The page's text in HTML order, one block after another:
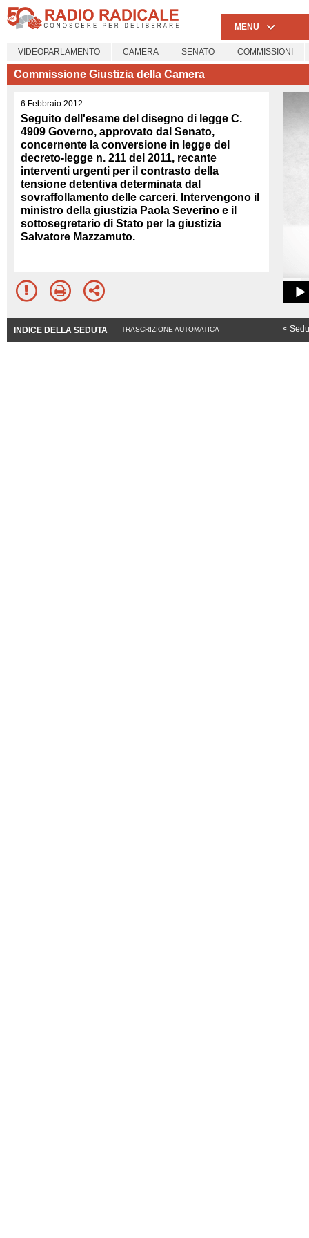
MENU
VIDEOPARLAMENTO CAMERA SENATO COMMISSIONI
Commissione Giustizia della Camera
6 Febbraio 2012
Seguito dell'esame del disegno di legge C.
4909 Governo, approvato dal Senato,
concernente la conversione in legge del
decreto-legge n. 211 del 2011, recante
interventi urgenti per il contrasto della
tensione detentiva determinata dal
sovraffollamento delle carceri. Intervengono il
ministro della giustizia Paola Severino e il
sottosegretario di Stato per la giustizia
Salvatore Mazzamuto.
INDICE DELLA SEDUTA TRASCRIZIONE AUTOMATICA <